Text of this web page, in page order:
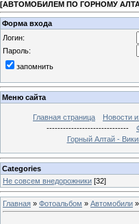
[АВТОМОБИЛЕМ ПО ГОРНОМУ
Форма входа
Логин:
Пароль:
запомнить
Меню сайта
Главная страница Новости
------------------------------
Горный Алтай -
Categories
Не совсем внедорожники [32]
Главная » Фотоальбом » Автомобили »